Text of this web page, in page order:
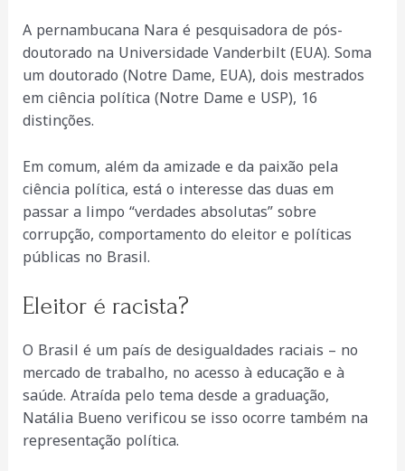
A pernambucana Nara é pesquisadora de pós-
doutorado na Universidade Vanderbilt (EUA). Soma
um doutorado (Notre Dame, EUA), dois mestrados
em ciência política (Notre Dame e USP), 16
distinções.
Em comum, além da amizade e da paixão pela
ciência política, está o interesse das duas em
passar a limpo “verdades absolutas” sobre
corrupção, comportamento do eleitor e políticas
públicas no Brasil.
Eleitor é racista?
O Brasil é um país de desigualdades raciais – no
mercado de trabalho, no acesso à educação e à
saúde. Atraída pelo tema desde a graduação,
Natália Bueno verificou se isso ocorre também na
representação política.